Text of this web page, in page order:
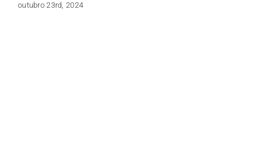
outubro 23rd, 2024